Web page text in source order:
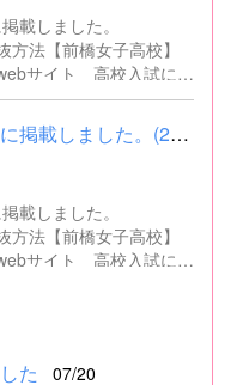
さい。 （1）地
下のいずれかに該当す
馬県職員と
分の日から2年を経過
までに規定する罪を犯
る政党その他の団体を
けている者（心...
載しました。
法【前橋女子高校】
サイト 高校入試に関
入学者選抜に関する情報を以下に掲載しました。(2026.8.4) ■令和...
載しました。
法【前橋女子高校】
サイト 高校入試に関
た 07/20